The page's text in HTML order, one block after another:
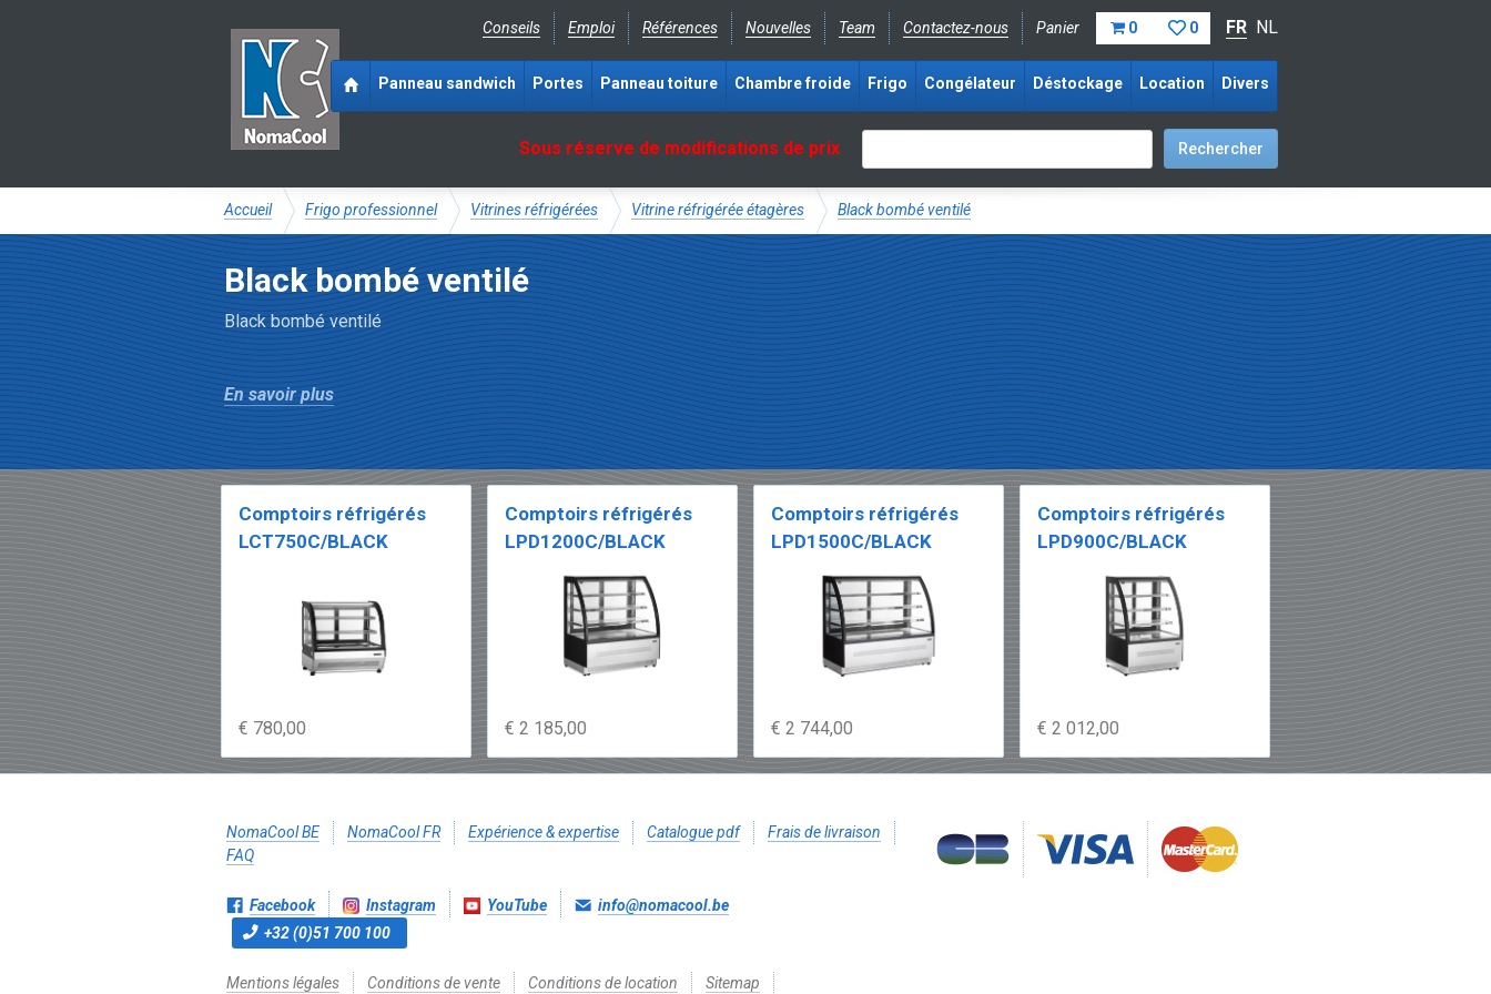
Conseils Emploi Références Nouvelles Team Contactez-nous Panier 0 0 FR NL
Sous réserve de modifications de prix
Panneau sandwich Portes Panneau toiture Chambre froide Frigo Congélateur Déstockage Location Divers
Accueil Frigo professionnel Vitrines réfrigérées Vitrine réfrigérée étagères Black bombé ventilé
Black bombé ventilé
Black bombé ventilé
En savoir plus
Comptoirs réfrigérés
LCT750C/BLACK
€ 780,00
Comptoirs réfrigérés
LPD1200C/BLACK
€ 2 185,00
Comptoirs réfrigérés
LPD1500C/BLACK
€ 2 744,00
Comptoirs réfrigérés
LPD900C/BLACK
€ 2 012,00
NomaCool BE NomaCool FR Expérience & expertise Catalogue pdf
Frais de livraison
FAQ
Facebook Instagram YouTube
info@nomacool.be
+32 (0)51 700 100
Mentions légales Conditions de vente Conditions de location Sitemap